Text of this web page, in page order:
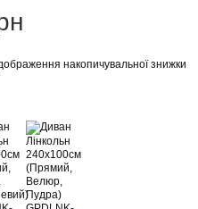
накопичувальної знижки